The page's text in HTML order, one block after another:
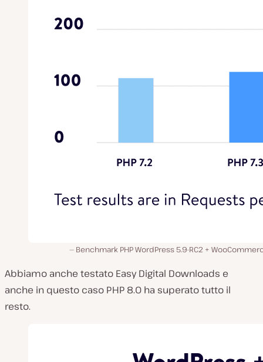
Benchmark PHP WordPress 5.9-RC2 +
Abbiamo anche testato Easy Digital Downloads e
anche in questo caso PHP 8.0 ha superato tutto il
resto.